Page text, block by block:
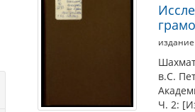
в.С.
Ч. 2: